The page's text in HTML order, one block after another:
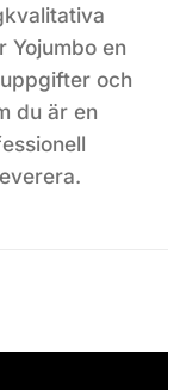
Yojumbo en
och
du är en